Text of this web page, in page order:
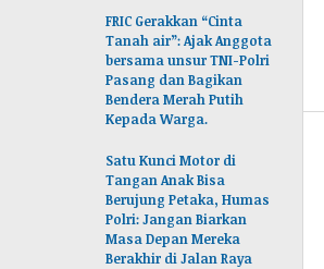
FRIC Gerakkan “Cinta
Tanah air”: Ajak Anggota
bersama unsur TNI-Polri
Pasang dan Bagikan
Bendera Merah Putih
Kepada Warga.
Satu Kunci Motor di
Tangan Anak Bisa
Berujung Petaka, Humas
Polri: Jangan Biarkan
Masa Depan Mereka
Berakhir di Jalan Raya